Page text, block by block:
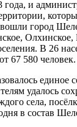
года, и
город
Олхинское,
В 26
67 580 человек.
единое
удалось
села,
в состав